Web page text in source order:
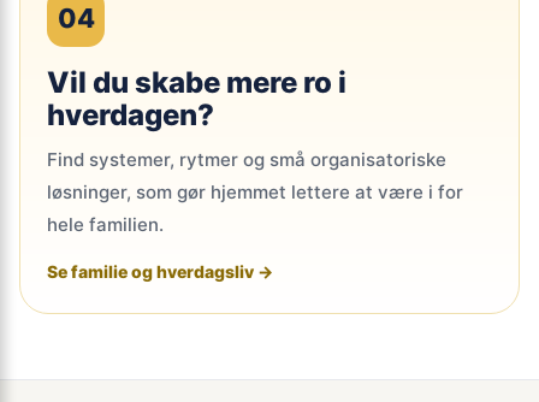
04
Vil du skabe mere ro i
hverdagen?
Find systemer, rytmer og små organisatoriske
løsninger, som gør hjemmet lettere at være i for
hele familien.
Se familie og hverdagsliv →